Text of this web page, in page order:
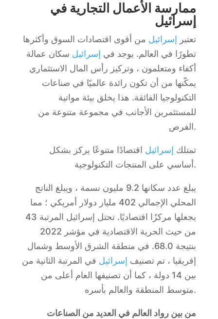
ممارسة الأعمال التجارية في
إسرائيل
تعتبر إسرائيل من أقوى اقتصادات السوق وأكثرها
تطورًا في العالم. يوجد في إسرائيل سكان عمالة
أكفاء ومتعلمون ، وتركيز رأس المال الاستثماري
يمكّنها من أن تكون رائدة عالميًا في صناعات
التكنولوجيا الفائقة. هذا يخلق بيئة مواتية
للمستثمرين الأجانب في مجموعة متنوعة من
الفرص.
تمتلك إسرائيل اقتصادًا متنوعًا يركز بشكل
أساسي على المنتجات التكنولوجية.
يبلغ عدد سكانها 9.2 مليون نسمة ، ويبلغ الناتج
المحلي الإجمالي 402 مليار دولار أمريكي ؛ مما
يجعلها مركزًا اقتصاديًا. تحتل إسرائيل المرتبة 43
من حيث الحرية الاقتصادية في مؤشر 2022
بنتيجة 68.0. في منطقة الشرق الأوسط وشمال
إفريقيا ، تم تصنيف إسرائيل في المرتبة الثانية من
بين 14 دولة ، كما أن تصنيفها العام أعلى من
متوسط المنطقة والعالم بأسره.
من بين رواد العالم في العديد من الصناعات